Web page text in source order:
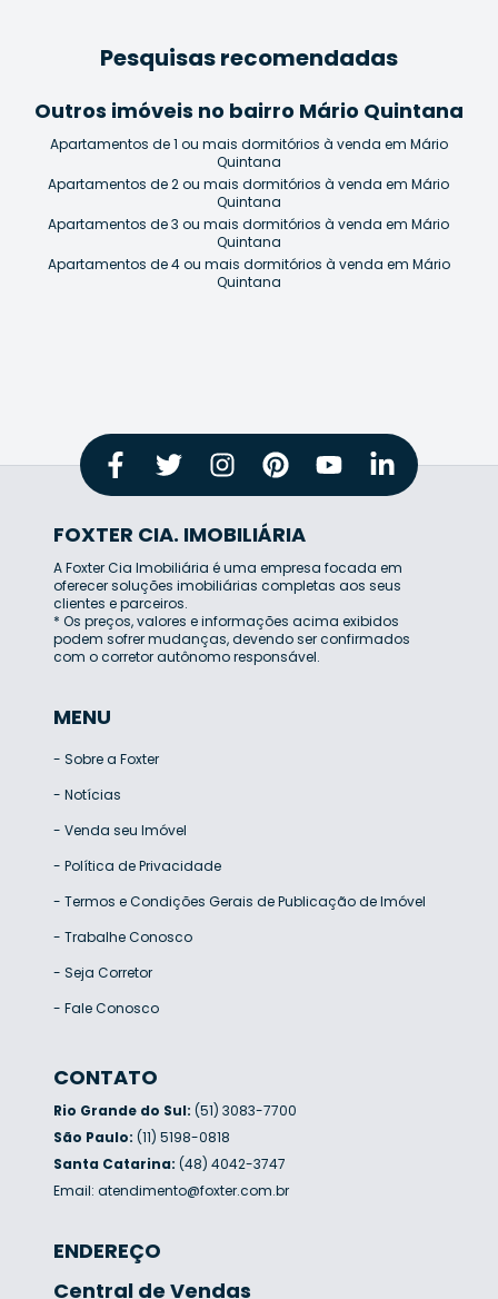
Pesquisas recomendadas
Outros imóveis no bairro Mário Quintana
Apartamentos de 1 ou mais dormitórios à venda em Mário
Quintana
Apartamentos de 2 ou mais dormitórios à venda em Mário
Quintana
Apartamentos de 3 ou mais dormitórios à venda em Mário
Quintana
Apartamentos de 4 ou mais dormitórios à venda em Mário
Quintana
FOXTER CIA. IMOBILIÁRIA
A Foxter Cia Imobiliária é uma empresa focada em
oferecer soluções imobiliárias completas aos seus
clientes e parceiros.
* Os preços, valores e informações acima exibidos
podem sofrer mudanças, devendo ser confirmados
com o corretor autônomo responsável.
MENU
- Sobre a Foxter
- Notícias
- Venda seu Imóvel
- Política de Privacidade
- Termos e Condições Gerais de Publicação de Imóvel
- Trabalhe Conosco
- Seja Corretor
- Fale Conosco
CONTATO
Rio Grande do Sul: (51) 3083-7700
São Paulo: (11) 5198-0818
Santa Catarina: (48) 4042-3747
Email: atendimento@foxter.com.br
ENDEREÇO
Central de Vendas